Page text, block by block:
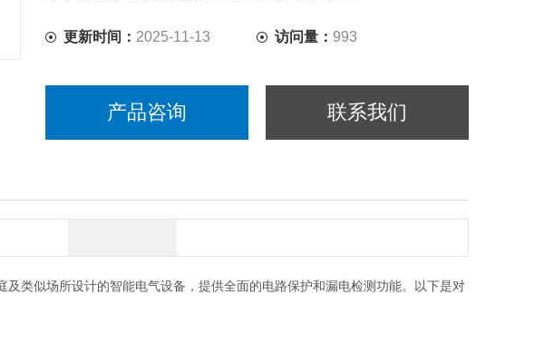
当发生故障时，断路器会有明确的警示灯和声音提示，方便用户及时
更新时间： 2025-11-13 访问量： 993
产品咨询 联系我们
类似场所设计的智能电气设备，提供全面的电路保护和漏电检测功能。以下是对